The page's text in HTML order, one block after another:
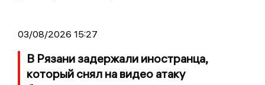
03/08/2026 15:27
В Рязани задержали иностранца,
который снял на видео атаку